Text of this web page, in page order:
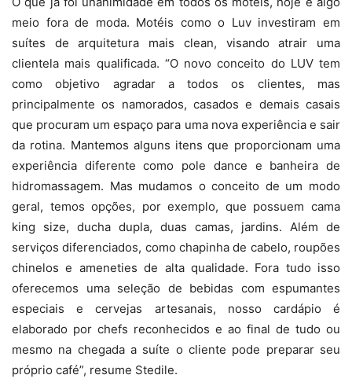
meio fora de moda. Motéis como o Luv investiram em
suítes de arquitetura mais clean, visando atrair uma
clientela mais qualificada. “O novo conceito do LUV tem
como objetivo agradar a todos os clientes, mas
principalmente os namorados, casados e demais casais
que procuram um espaço para uma nova experiência e sair
da rotina. Mantemos alguns itens que proporcionam uma
experiência diferente como pole dance e banheira de
hidromassagem. Mas mudamos o conceito de um modo
geral, temos opções, por exemplo, que possuem cama
king size, ducha dupla, duas camas, jardins. Além de
serviços diferenciados, como chapinha de cabelo, roupões
chinelos e ameneties de alta qualidade. Fora tudo isso
oferecemos uma seleção de bebidas com espumantes
especiais e cervejas artesanais, nosso cardápio é
elaborado por chefs reconhecidos e ao final de tudo ou
mesmo na chegada a suíte o cliente pode preparar seu
próprio café”, resume Stedile.